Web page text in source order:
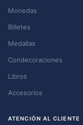
Monedas
Billetes
Medallas
Condecoraciones
Libros
Accesorios
ATENCIÓN AL CLIENTE